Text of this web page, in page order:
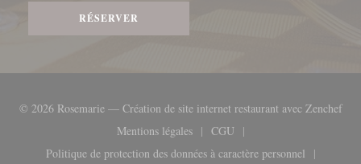
RÉSERVER
© 2026 Rosemarie — Création de site internet restaurant avec Zenchef
Mentions légales
((ouvre une nouvelle fenêtre))
CGU
((ouvre une nouvelle
Politique de protection des données à caractère personnel